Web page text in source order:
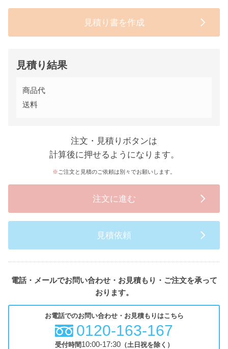
見積り書を作成
見積り結果
商品代
送料
注文・見積りボタンは
計算後に押せるようになります。
ご注文と見積のご依頼は別々でお願いします。
注文に進む
見積依頼
電話・メールでお問い合わせ・お見積もり・ご注文を承って
おります。
お電話でのお問い合わせ・お見積もりはこちら
0120-163-167
受付時間10:00-17:30（土日祝を除く）